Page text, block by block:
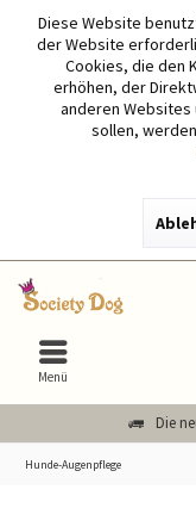
Diese Website
der Website
Cookies, die den
erhöhen, der
anderen
sollen,
Die
Menü
Hunde-Augenpflege